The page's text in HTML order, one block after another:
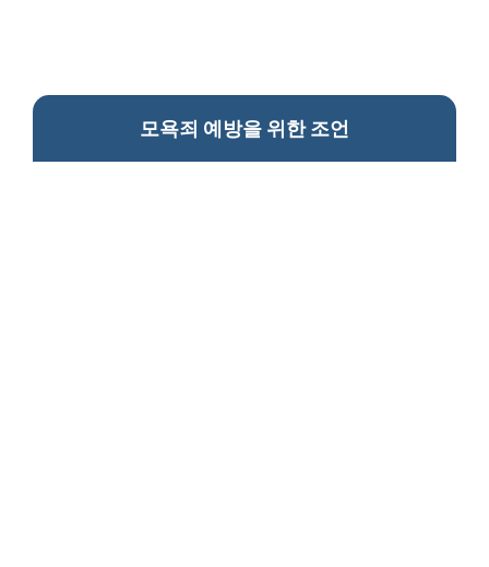
모욕죄 예방을 위한 조언